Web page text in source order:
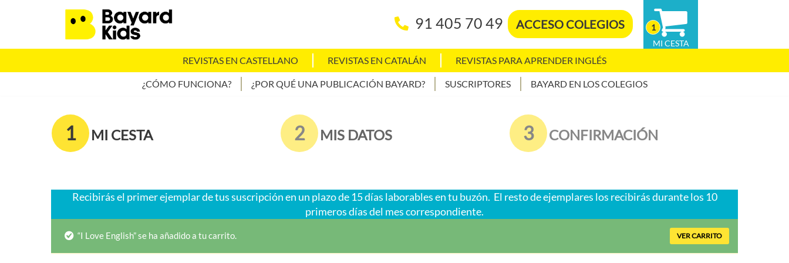
al
91 405 70 49 ACCESO COLEGIOS 1
REVISTAS EN CASTELLANO REVISTAS EN CATALÁN REVISTAS PARA APRENDER INGLÉS
¿CÓMO FUNCIONA? ¿POR QUÉ UNA PUBLICACIÓN BAYARD? SUSCRIPTORES BAYARD EN LOS COLEGIOS
1 MI CESTA 2 MIS DATOS 3 CONFIRMACIÓN
Recibirás el primer ejemplar de tus suscripción en un plazo de 15 días laborables en tu buzón. El resto de ejemplares los recibirás durante los 10
primeros días del mes correspondiente.
VER CARRITO
“I Love English” se ha añadido a tu carrito.